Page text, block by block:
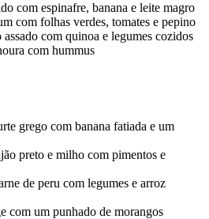
com espinafre, banana e leite magro
com folhas verdes, tomates e pepino
com quinoa e legumes cozidos
com hummus
grego com banana fatiada e um
preto e milho com pimentos e
de peru com legumes e arroz
com um punhado de morangos